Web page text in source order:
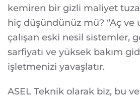
kemiren bir gizli maliyet
hiç düşündünüz mü? “Aç ve
çalışan eski nesil sistemler,
sarfiyatı ve yüksek bakım
işletmenizi yavaşlatır.
ASEL Teknik olarak biz, bu